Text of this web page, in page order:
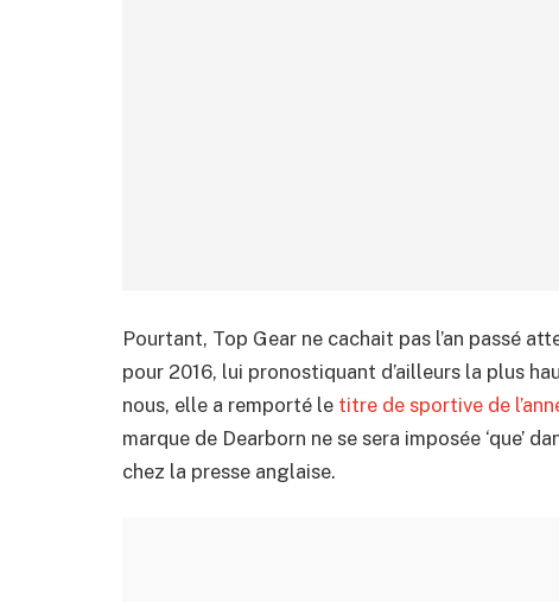
Pourtant, Top Gear ne cachait pas l’an passé
pour 2016, lui pronostiquant d’ailleurs la plus
nous, elle a remporté le titre de sportive de
marque de Dearborn ne se sera imposée ‘que’
chez la presse anglaise.